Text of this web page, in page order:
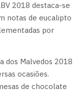
2018 destaca-se
notas de eucalipto
por
dos Malvedos 2018
ocasiões.
de chocolate